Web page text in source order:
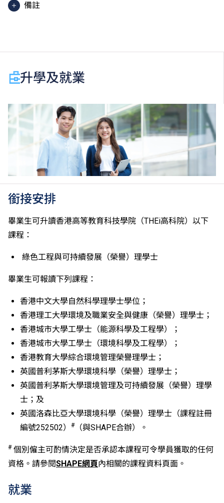
備註
學生或須於其他VTC院校上課。VTC可因應情況取消任
分校／上課地點。
升學及就業
銜接安排
畢業生可升讀香港高等教育科技學院（THEi高科院）以下
課程：
綠色工程與可持續發展（榮譽）理學士
畢業生可報讀下列課程：
香港中文大學自然科學理學士學位；
香港理工大學環境及職業安全與健康（榮譽）理學士；
香港城市大學工學士（能源科學及工程學）；
香港城市大學工學士（環境科學及工程學）；
香港教育大學綜合環境管理榮譽理學士；
英國普利茅斯大學環境科學（榮譽）理學士；
英國普利茅斯大學環境管理及可持續發展（榮譽）理學
士；及
英國洛森比亞大學環境科學（榮譽）理學士（課程註冊
編號252502）
#（與SHAPE合辦）。
#個別僱主可酌情決定是否承認本課程可令學員獲取的任何
資格。請參閱SHAPE網頁內相關的課程資料頁面。
就業